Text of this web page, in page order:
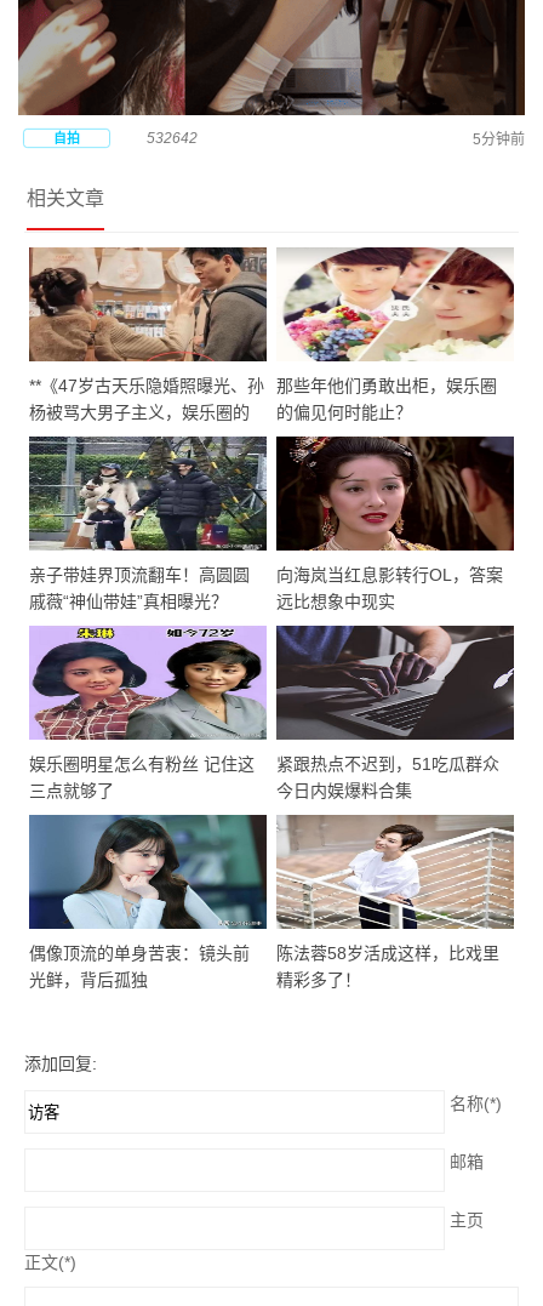
自拍 532642 5分钟前
相关文章
**《47岁古天乐隐婚照曝光、孙
杨被骂大男子主义，娱乐圈的
“胜利”要靠撕流量？》**
那些年他们勇敢出柜，娱乐圈
的偏见何时能止？
亲子带娃界顶流翻车！高圆圆
戚薇“神仙带娃”真相曝光？
向海岚当红息影转行OL，答案
远比想象中现实
娱乐圈明星怎么有粉丝 记住这
三点就够了
紧跟热点不迟到，51吃瓜群众
今日内娱爆料合集
偶像顶流的单身苦衷：镜头前
光鲜，背后孤独
陈法蓉58岁活成这样，比戏里
精彩多了！
添加回复:
名称(*)
邮箱
主页
正文(*)